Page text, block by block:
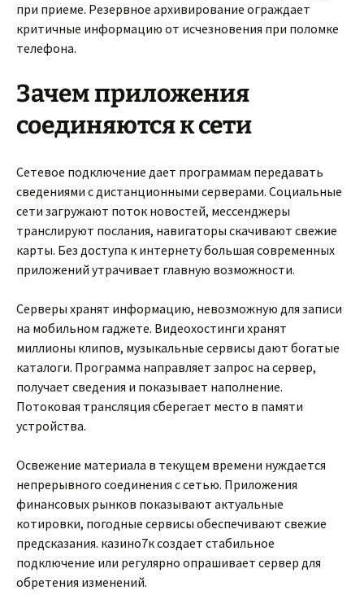
при приеме. Резервное архивирование ограждает
критичные информацию от исчезновения при поломке
телефона.
Зачем приложения
соединяются к сети
Сетевое подключение дает программам передавать
сведениями с дистанционными серверами. Социальные
сети загружают поток новостей, мессенджеры
транслируют послания, навигаторы скачивают свежие
карты. Без доступа к интернету большая современных
приложений утрачивает главную возможности.
Серверы хранят информацию, невозможную для записи
на мобильном гаджете. Видеохостинги хранят
миллионы клипов, музыкальные сервисы дают богатые
каталоги. Программа направляет запрос на сервер,
получает сведения и показывает наполнение.
Потоковая трансляция сберегает место в памяти
устройства.
Освежение материала в текущем времени нуждается
непрерывного соединения с сетью. Приложения
финансовых рынков показывают актуальные
котировки, погодные сервисы обеспечивают свежие
предсказания. казино7к создает стабильное
подключение или регулярно опрашивает сервер для
обретения изменений.